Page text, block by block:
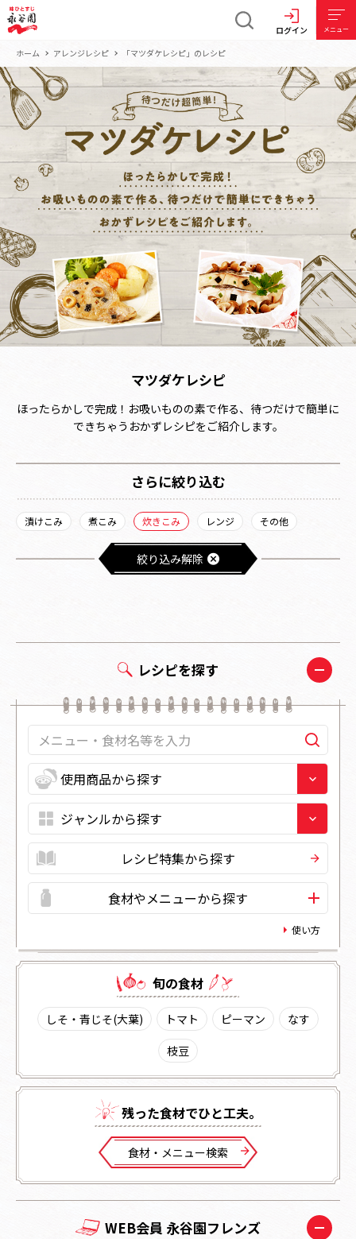
ログイン メニュー
ホーム アレンジレシピ 「マツダケレシピ」のレシピ
マツダケレシピ
ほったらかしで完成！お吸いものの素で作る、待つだけで簡単に
できちゃうおかずレシピをご紹介します。
さらに絞り込む
漬けこみ 煮こみ 炊きこみ レンジ その他
絞り込み解除
レシピを探す
レシピ特集から探す
食材やメニューから探す
使い方
旬の⾷材
しそ・青じそ(大葉) トマト ピーマン
なす
枝豆
残った⾷材でひと⼯夫。
⾷材・メニュー検索
WEB会員 永谷園フレンズ